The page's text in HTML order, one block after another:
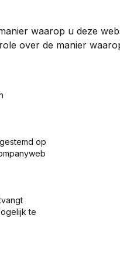
2,72%waarop u deze
over de manier
op
te